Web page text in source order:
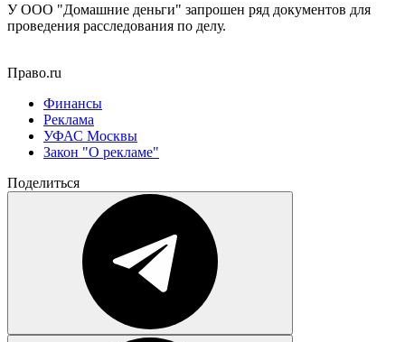
У ООО "Домашние деньги" запрошен ряд документов для
проведения расследования по делу.
Право.ru
Финансы
Реклама
УФАС Москвы
Закон "О рекламе"
Поделиться